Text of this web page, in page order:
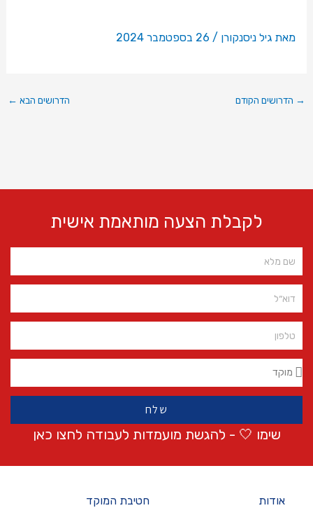
מאת גיל ניסנקורן / 26 בספטמבר 2024
→ הדרושים הקודם הדרושים הבא ←
לקבלת הצעה מותאמת אישית
Name
Email
שלח
שימו 🤍 - להגשת מועמדות לעבודה לחצו כאן
אודות חטיבת המוקד